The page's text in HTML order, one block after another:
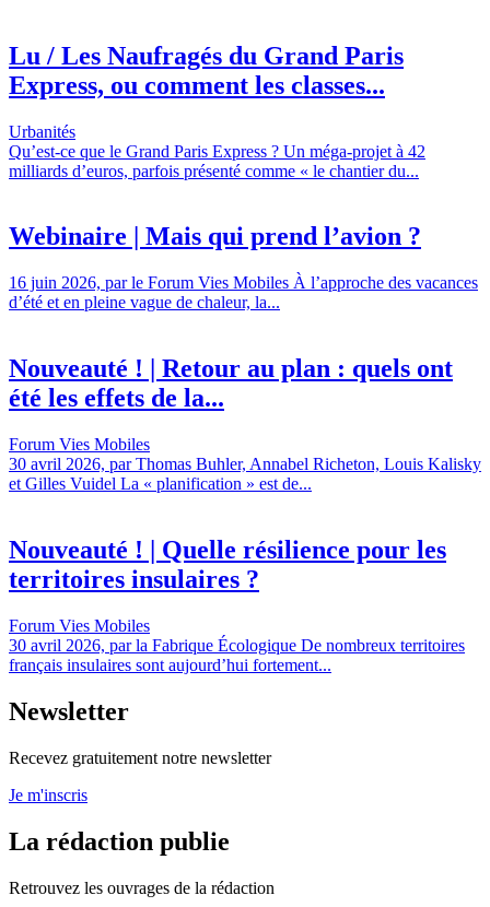
Lu / Les Naufragés du Grand Paris
Express, ou comment les classes...
Urbanités
Qu’est-ce que le Grand Paris Express ? Un méga-projet à 42
milliards d’euros, parfois présenté comme « le chantier du...
Webinaire | Mais qui prend l’avion ?
16 juin 2026, par le Forum Vies Mobiles À l’approche des vacances
d’été et en pleine vague de chaleur, la...
Nouveauté ! | Retour au plan : quels ont
été les effets de la...
Forum Vies Mobiles
30 avril 2026, par Thomas Buhler, Annabel Richeton, Louis Kalisky
et Gilles Vuidel La « planification » est de...
Nouveauté ! | Quelle résilience pour les
territoires insulaires ?
Forum Vies Mobiles
30 avril 2026, par la Fabrique Écologique De nombreux territoires
français insulaires sont aujourd’hui fortement...
Newsletter
Recevez gratuitement notre newsletter
Je m'inscris
La rédaction publie
Retrouvez les ouvrages de la rédaction